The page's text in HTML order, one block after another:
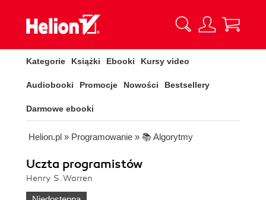
Kategorie Książki Ebooki Kursy video
Audiobooki Promocje Nowości Bestsellery
Darmowe ebooki
Helion.pl » Programowanie » 📚 Algorytmy
Uczta programistów
Henry S. Warren